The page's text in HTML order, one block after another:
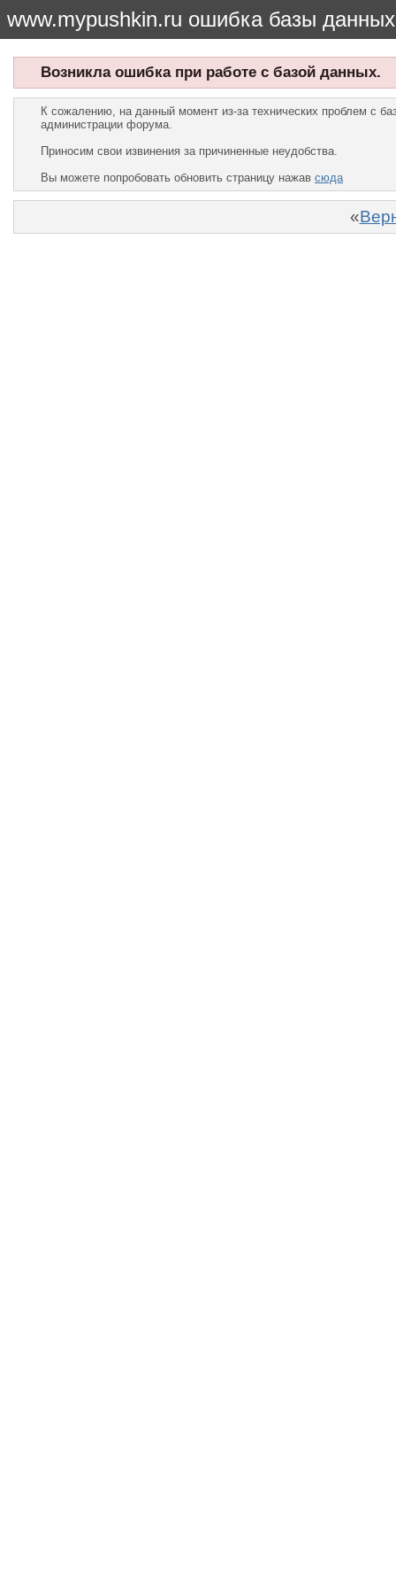
www.mypushkin.ru ошибка базы данных
Возникла ошибка при работе с базой данных.
К сожалению, на данный момент из-за технических проблем с
администрации форума.
Приносим свои извинения за причиненные неудобства.
Вы можете попробовать обновить страницу нажав сюда
«